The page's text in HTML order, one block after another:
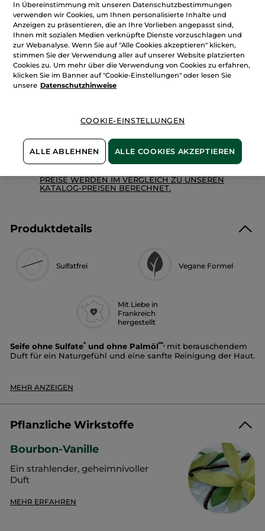
Seife
Bourbon-
Vanille
Menge
IN DEN WARENKORB
Freie Versandkosten ab 20€
Preisangaben inkl. MwSt. und zzgl. Versandkosten in
Höhe von 3,99 €.
PREISE WERDEN IM VERGLEICH ZU UNSEREN
KATALOG-PREISEN BERECHNET.
Produktdetails
Sulfatfrei Vegane Formel
Mit Liebe in
Frankreich
hergestellt
Seife ohne Sulfate* und ohne Palmöl**, mit berauschendem
Duft für ein Naturgefühl und eine sanfte Reinigung der Haut.
Textur:fest
Vorteile:Der cremige Schaum umhüllt, reinigt und
parfümiert die Haut, ohne sie auszutrocknen.
Der Duft:
Der Duft hat zuerst eine helle Note und enthüllt dann seine
berauschende Persönlichkeit.
Ergebnis:
der Personen geben an, dass ihre Haut sanft gereinigt
wird
87 %der Personen geben an, dass die Textur angenehm ist***
MEHR ANZEIGEN
Pflanzliche Wirkstoffe
Bourbon-Vanille
Ein strahlender, geheimnivoller
Duft
MEHR ERFAHREN
In Übereinstimmung mit unseren Datenschutzbestimmungen
verwenden wir Cookies, um Ihnen personalisierte Inhalte und
Anzeigen zu präsentieren, die an Ihre Vorlieben angepasst sind,
Ihnen mit sozialen Medien verknüpfte Dienste vorzuschlagen und
zur Webanalyse. Wenn Sie auf "Alle Cookies akzeptieren" klicken,
stimmen Sie der Verwendung aller auf unserer Website platzierten
Cookies zu. Um mehr über die Verwendung von Cookies zu erfahren,
klicken Sie im Banner auf "Cookie-Einstellungen" oder lesen Sie
unsere Datenschutzhinweise
COOKIE-EINSTELLUNGEN
ALLE ABLEHNEN ALLE COOKIES AKZEPTIEREN